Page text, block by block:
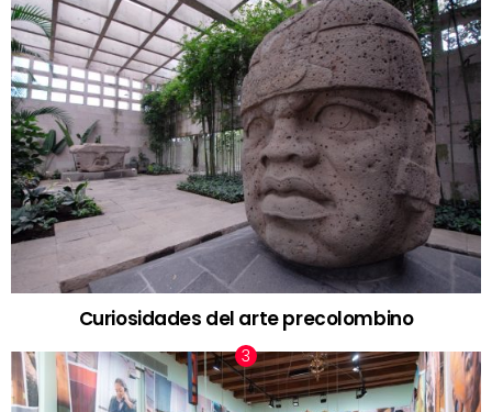
Curiosidades del arte precolombino